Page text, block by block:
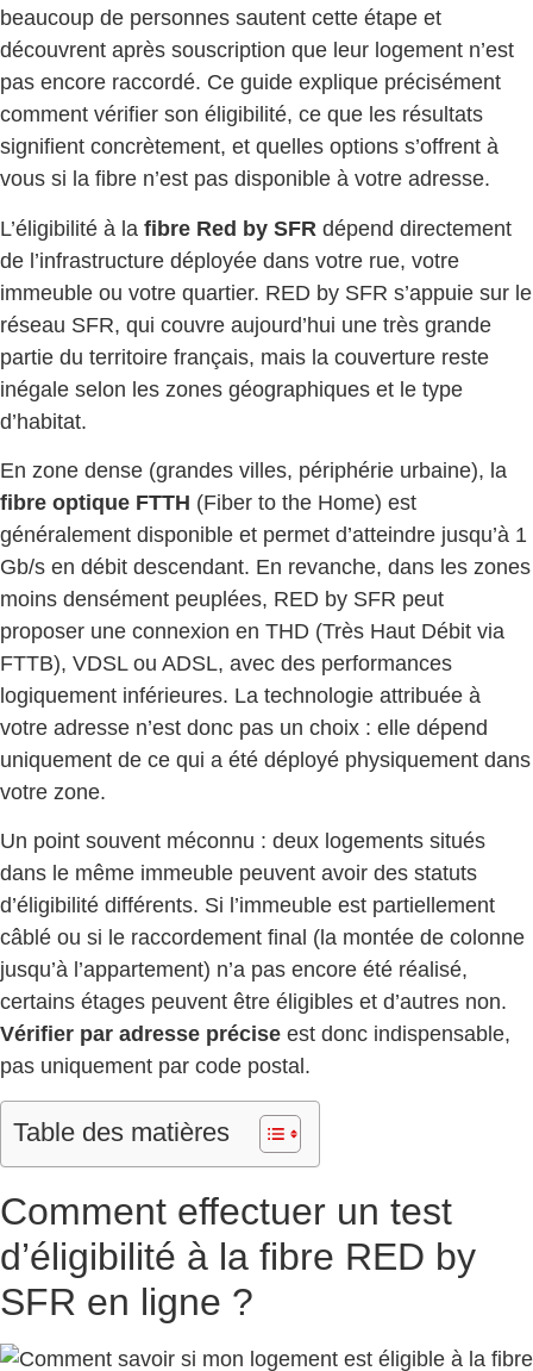
beaucoup de personnes sautent cette étape et
découvrent après souscription que leur logement n’est
pas encore raccordé. Ce guide explique précisément
comment vérifier son éligibilité, ce que les résultats
signifient concrètement, et quelles options s’offrent à
vous si la fibre n’est pas disponible à votre adresse.
L’éligibilité à la fibre Red by SFR dépend directement
de l’infrastructure déployée dans votre rue, votre
immeuble ou votre quartier. RED by SFR s’appuie sur le
réseau SFR, qui couvre aujourd’hui une très grande
partie du territoire français, mais la couverture reste
inégale selon les zones géographiques et le type
d’habitat.
En zone dense (grandes villes, périphérie urbaine), la
fibre optique FTTH (Fiber to the Home) est
généralement disponible et permet d’atteindre jusqu’à 1
Gb/s en débit descendant. En revanche, dans les zones
moins densément peuplées, RED by SFR peut
proposer une connexion en THD (Très Haut Débit via
FTTB), VDSL ou ADSL, avec des performances
logiquement inférieures. La technologie attribuée à
votre adresse n’est donc pas un choix : elle dépend
uniquement de ce qui a été déployé physiquement dans
votre zone.
Un point souvent méconnu : deux logements situés
dans le même immeuble peuvent avoir des statuts
d’éligibilité différents. Si l’immeuble est partiellement
câblé ou si le raccordement final (la montée de colonne
jusqu’à l’appartement) n’a pas encore été réalisé,
certains étages peuvent être éligibles et d’autres non.
Vérifier par adresse précise est donc indispensable,
pas uniquement par code postal.
Table des matières
Comment effectuer un test
d’éligibilité à la fibre RED by
SFR en ligne ?